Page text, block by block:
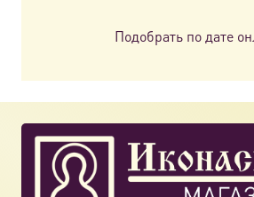
Подобрать по дате